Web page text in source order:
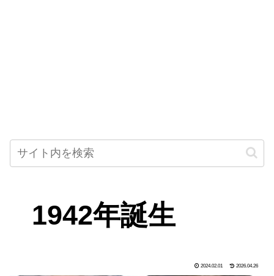
1942年誕生
2024.02.01 2026.04.26